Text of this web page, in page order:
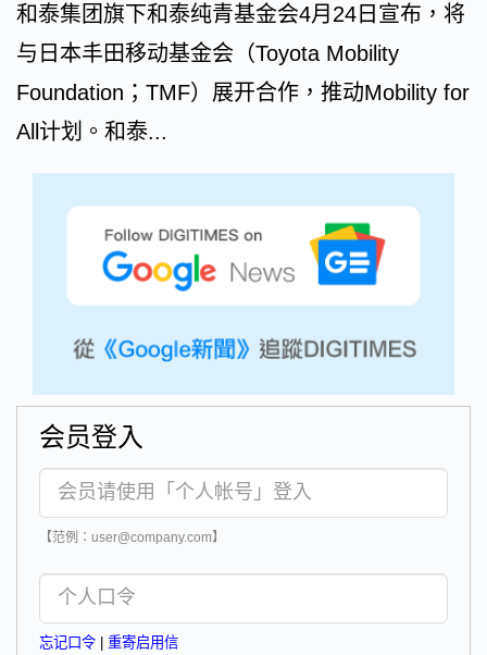
和泰集团旗下和泰纯青基金会4月24日宣布，将
与日本丰田移动基金会（Toyota Mobility
Foundation；TMF）展开合作，推动Mobility for
All计划。和泰...
会员登入
【范例：user@company.com】
忘记口令 重寄启用信